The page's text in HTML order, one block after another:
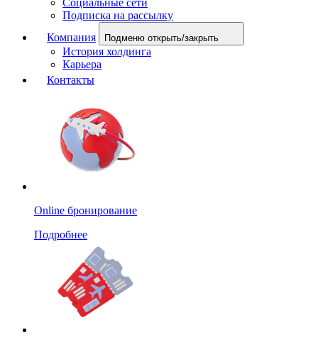
Социальные сети
Подписка на рассылку
Компания
Подменю открыть/закрыть
История холдинга
Карьера
Контакты
Online бронирование
Подробнее